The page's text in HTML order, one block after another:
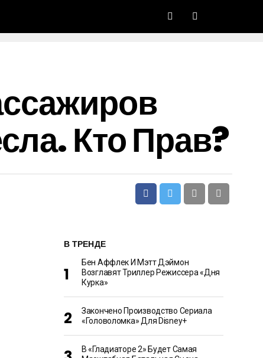
Кто Прав?
В ТРЕНДЕ
Бен Аффлек И Мэтт Дэймон
Возглавят Триллер Режиссера «Дня
Курка»
Закончено Производство Сериала
«Головоломка» Для Disney+
В «Гладиаторе 2» Будет Самая